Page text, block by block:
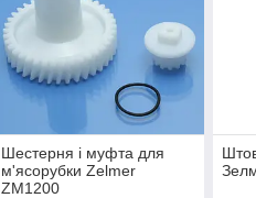
Шестерня і муфта для
м'ясорубки Zelmer
ZM1200